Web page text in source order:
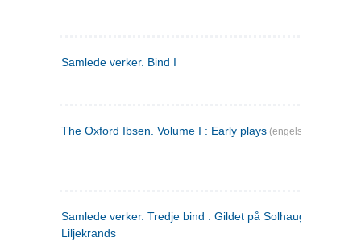
Samlede verker. Bind I
The Oxford Ibsen. Volume I : Early plays (engelsk)
Samlede verker. Tredje bind : Gildet på Solhaug ; Olaf
Liljekrands